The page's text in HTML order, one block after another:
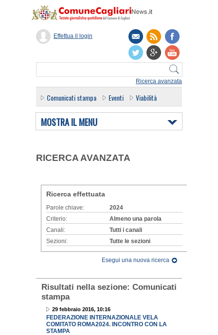
Ricerca avanzata
Effettua il login
Comunicati stampa Eventi Viabilità
MOSTRA IL MENU
RICERCA AVANZATA
Ricerca effettuata
Parole chiave:
2024
Criterio:
Almeno una parola
Canali:
Tutti i canali
Sezioni:
Tutte le sezioni
Esegui una nuova ricerca
Risultati nella sezione: Comunicati
stampa
29 febbraio 2016, 10:16
FEDERAZIONE INTERNAZIONALE VELA
COMITATO ROMA2024. INCONTRO CON LA
STAMPA